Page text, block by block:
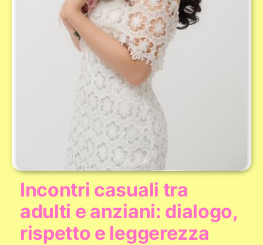
Incontri casuali tra
adulti e anziani: dialogo,
rispetto e leggerezza